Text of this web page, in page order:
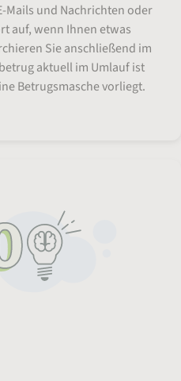
Mails und Nachrichten oder
auf, wenn Ihnen etwas
Sie anschließend im
aktuell im Umlauf ist
Betrugsmasche vorliegt.